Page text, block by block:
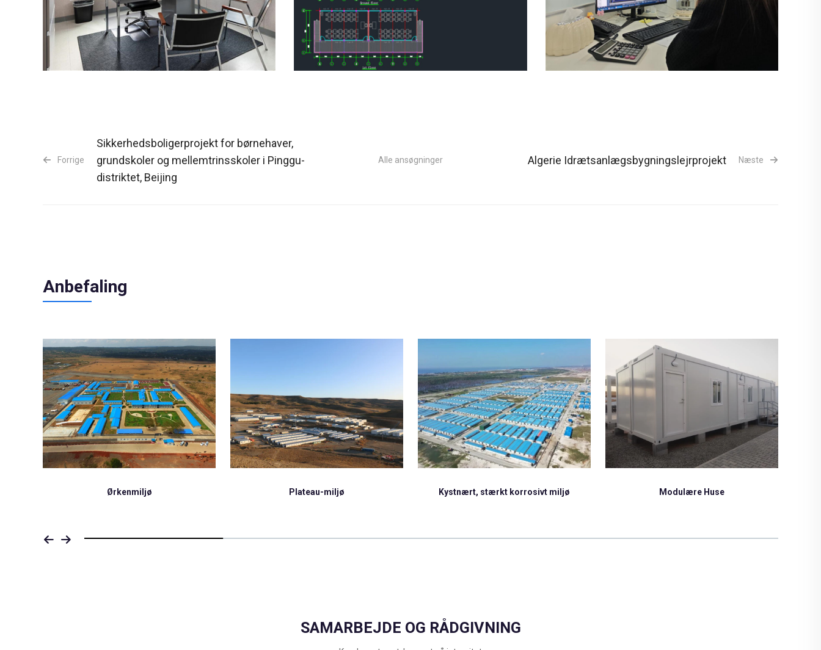
Forrige
Sikkerhedsboligerprojekt for børnehaver,
grundskoler og mellemtrinsskoler i Pinggu-
distriktet, Beijing
Alle ansøgninger Næste
Algerie Idrætsanlægsbygningslejrprojekt
Anbefaling
Plateau-miljø Kystnært, stærkt korrosivt miljø Modulære Huse Prefab hus
SAMARBEJDE OG RÅDGIVNING